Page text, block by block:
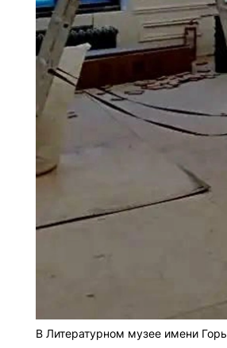
В Литературном музее имени